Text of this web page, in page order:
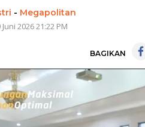
- Megapolitan
Juni 2026 21:22 PM
BAGIKAN